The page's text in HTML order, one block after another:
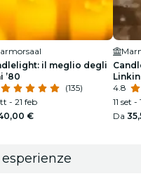
il meglio degli
’80
(135)
- 21 feb
€
4.8
11 set -
Da